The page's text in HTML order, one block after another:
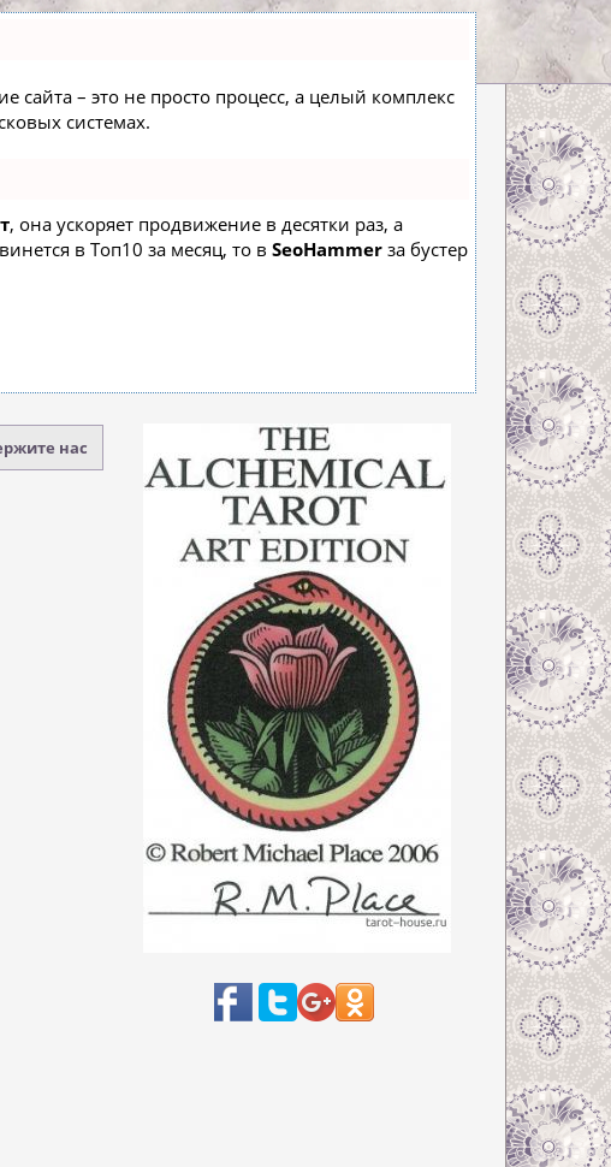
сайта – это не просто процесс, а целый комплекс
системах.
, она ускоряет продвижение в десятки раз, а
в Топ10 за месяц, то в SeoHammer за бустер
нас